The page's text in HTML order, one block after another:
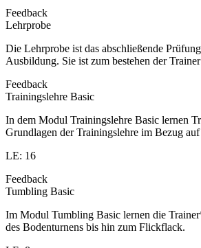
Feedback
Lehrprobe
Die Lehrprobe ist das abschließende
Ausbildung. Sie ist zum bestehen der
Feedback
Trainingslehre Basic
In dem Modul Trainingslehre Basic lernen
Grundlagen der Trainingslehre im Bezug
LE: 16
Feedback
Tumbling Basic
Im Modul Tumbling Basic lernen die
des Bodenturnens bis hin zum Flickflack.